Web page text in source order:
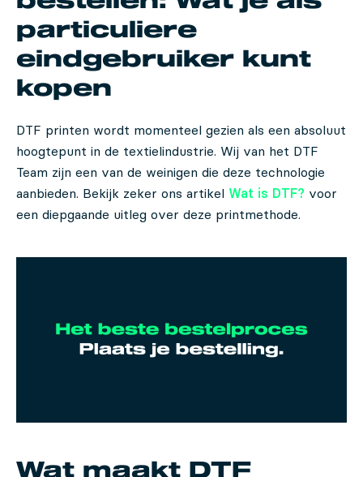
particuliere
eindgebruiker kunt
kopen
DTF printen wordt momenteel gezien als een absoluut
hoogtepunt in de textielindustrie. Wij van het DTF
Team zijn een van de weinigen die deze technologie
aanbieden. Bekijk zeker ons artikel Wat is DTF? voor
een diepgaande uitleg over deze printmethode.